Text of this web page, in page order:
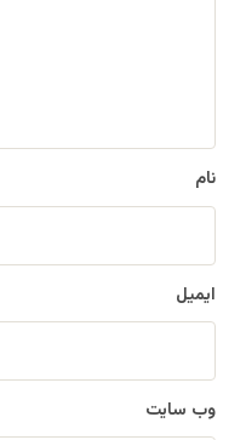
نام
ایمیل
وب‌ سایت